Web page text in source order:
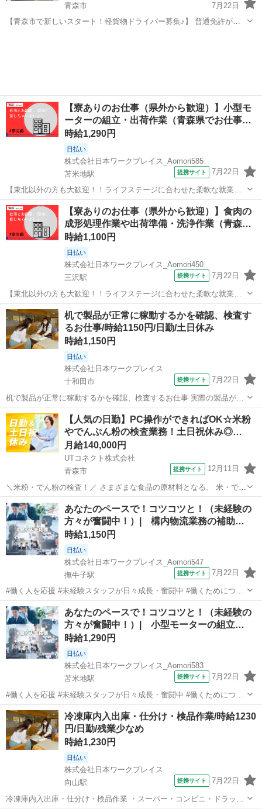
青森市
7月22日
【青森市で新しいスタート！軽貨物ドライバー募集♪】 普通免許があ
【寮ありのお仕事（県外から歓迎）】小型モ
ーターの組立・出荷作業（青森県でお仕事…
時給1,290円
日払い
株式会社日本ワークプレイス_Aomori585
苫米地駅
提携サイト 7月22日
【東北以外の方も大歓迎！！ライフステージに合わせた柔軟な就業が
可能】 当社は全国的に拠点を抱えておりますため、 結婚、里帰り、親
の介護など、 人生の節目ライフステージに合わせて、 全国的にお仕事
のご紹介が可能です！ 拠点を...
青森 三戸郡 苫米地駅 倉庫
【寮ありのお仕事（県外から歓迎）】食肉の
成形処理作業や出荷準備・洗浄作業（青森…
時給1,100円
日払い
株式会社日本ワークプレイス_Aomori450
三沢駅
提携サイト 7月22日
【東北以外の方も大歓迎！！ライフステージに合わせた柔軟な就業が
可能】 当社は全国的に拠点を抱えておりますため、 結婚、里帰り、親
の介護など、 人生の節目ライフステージに合わせて、 全国的にお仕事
のご紹介が可能です！ 拠点を...
青森 三沢市 三沢駅 倉庫
机で製品が正常に稼動するかを確認、検査す
るお仕事/時給1150円/日勤/土日休み
時給1,150円
日払い
株式会社日本ワークプレイス
十和田市
提携サイト 7月22日
机で製品が正常に稼動するかを確認、検査するお仕事 実際の製品が正
常に作動するか検査する作業 ・机でPCを見ながら実際の製品につい
て、正常に動くかを検査しデーターを入力する作業 ・生産技術とメー
ル作成、送受信対応あり ・カーナ...
青森 十和田市 その他
【人気の日勤】PC操作ができればOK☆米粉
やでんぷん粉の検査業務！土日祝休み◎…
月給140,000円
UTコネクト株式会社
青森市
提携サイト 12月11日
＼米粉・でん粉の検査！／ さまざまな食品の原材料となる、 米・でん
粉加工品を製造している会社でのお仕事です！ PC操作ができればOK♪
未経験でも安心の丁寧な研修あり！ ＜具体的には…＞ ◆製品管理用・
検査機器を使用し...
青森 青森市 倉庫
あなたのペースで！コツコツと！（未経験の
方々が奮闘中！）| 構内物流業務の補助…
時給1,150円
日払い
株式会社日本ワークプレイス_Aomori547
撫牛子駅
提携サイト 7月22日
#働く人を応援 #未経験スタッフが日々成長・奮闘中 #働くためにつど
い、集まる場所 ▼20代に人気な製造のお仕事▼ 製造のお仕事は、しっ
かりお休みが取れて、稼げるのが特徴です！ 残業が少なく、ご自身の
ライフスタイルに合わ...
青森 弘前市 撫牛子駅 その他
あなたのペースで！コツコツと！（未経験の
方々が奮闘中！）| 小型モーターの組立…
時給1,290円
日払い
株式会社日本ワークプレイス_Aomori583
苫米地駅
提携サイト 7月22日
#働く人を応援 #未経験スタッフが日々成長・奮闘中 #働くためにつど
い、集まる場所 ▼20代に人気な製造のお仕事▼ 製造のお仕事は、しっ
かりお休みが取れて、稼げるのが特徴です！ 残業が少なく、ご自身の
ライフスタイルに合わ...
青森 三戸郡 苫米地駅 倉庫
冷凍庫内入出庫・仕分け・検品作業/時給1230
円/日勤/残業少なめ
時給1,230円
日払い
株式会社日本ワークプレイス
向山駅
提携サイト 7月22日
冷凍庫内入出庫・仕分け・検品作業 ・スーパー・コンビニ・ドラッグ